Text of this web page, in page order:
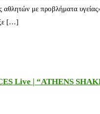
με προβλήματα
[…]
Live | “ATHENS